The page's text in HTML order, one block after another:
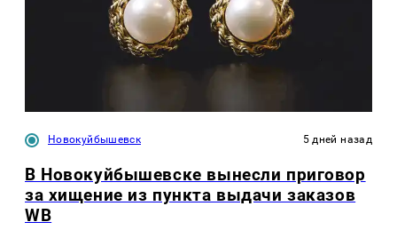
Новокуйбышевск 5 дней назад
В Новокуйбышевске вынесли приговор
за хищение из пункта выдачи заказов
WB